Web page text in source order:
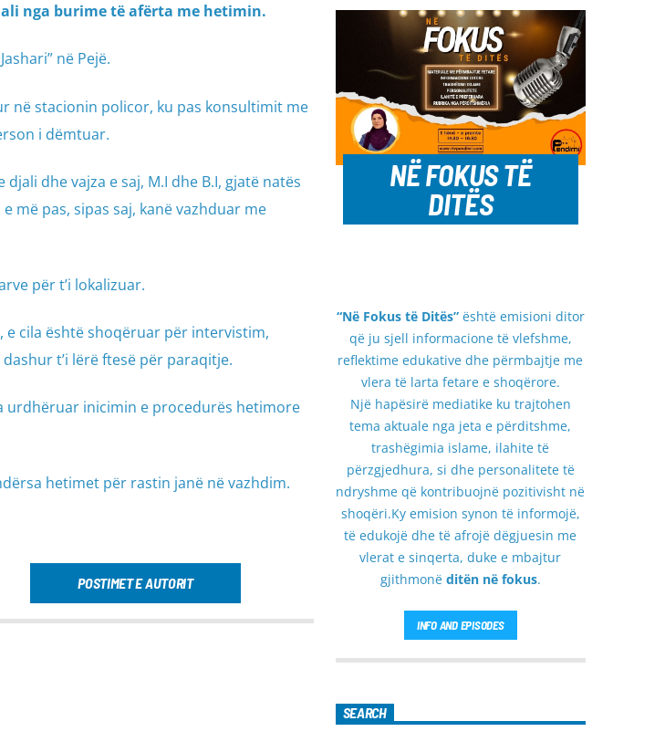
nga burime të afërta me hetimin.
në Pejë.
në stacionin policor, ku pas konsultimit me
i dëmtuar.
dhe vajza e saj, M.I dhe B.I, gjatë natës
më pas, sipas saj, kanë vazhduar me
për t’i lokalizuar.
e cila është shoqëruar për intervistim,
t’i lërë ftesë për paraqitje.
urdhëruar inicimin e procedurës hetimore
hetimet për rastin janë në vazhdim.
POSTIMET E AUTORIT
NË FOKUS TË
DITËS
“Në Fokus të Ditës”është emisioni ditor
që ju sjell informacione të vlefshme,
reflektime edukative dhe përmbajtje me
vlera të larta fetare e shoqërore.
Një hapësirë mediatike ku trajtohen
tema aktuale nga jeta e përditshme,
trashëgimia islame, ilahite të
përzgjedhura, si dhe personalitete të
ndryshme që kontribuojnë pozitivisht në
shoqëri.Ky emision synon të informojë,
të edukojë dhe të afrojë dëgjuesin me
vlerat e sinqerta, duke e mbajtur
gjithmonë ditën në fokus.
INFO AND EPISODES
SEARCH